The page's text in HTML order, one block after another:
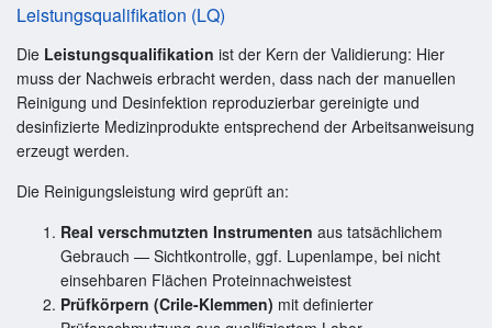
Leistungsqualifikation (LQ)
Die Leistungsqualifikation ist der Kern der Validierung: Hier
muss der Nachweis erbracht werden, dass nach der manuellen
Reinigung und Desinfektion reproduzierbar gereinigte und
desinfizierte Medizinprodukte entsprechend der Arbeitsanweisung
erzeugt werden.
Die Reinigungsleistung wird geprüft an:
Real verschmutzten Instrumenten aus tatsächlichem
Gebrauch — Sichtkontrolle, ggf. Lupenlampe, bei nicht
einsehbaren Flächen Proteinnachweistest
Prüfkörpern (Crile-Klemmen) mit definierter